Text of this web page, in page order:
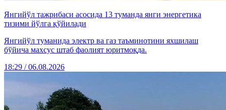
Янгийўл тажрибаси асосида 13 туманда янги энергетика
тизими йўлга қўйилади
Янгийўл туманида электр ва газ таъминотини яхшилаш
бўйича махсус штаб фаолият юритмоқда.
18:29 / 06.08.2026